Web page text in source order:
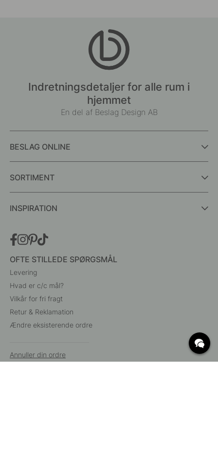
Indretningsdetaljer for alle rum i
hjemmet
En del af Beslag Design AB
BESLAG ONLINE
SORTIMENT
INSPIRATION
OFTE STILLEDE SPØRGSMÅL
Levering
Hvad er c/c mål?
Vilkår for fri fragt
Retur & Reklamation
Ændre eksisterende ordre
Annuller din ordre